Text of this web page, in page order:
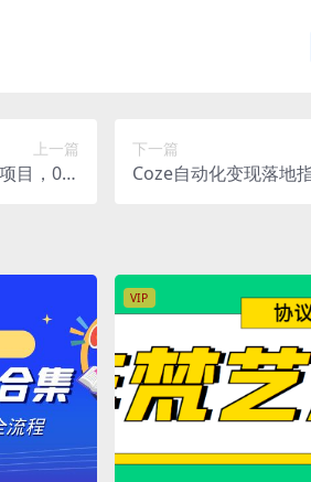
上一篇
目，0基
下一篇
Coze自动化变现落地
VIP